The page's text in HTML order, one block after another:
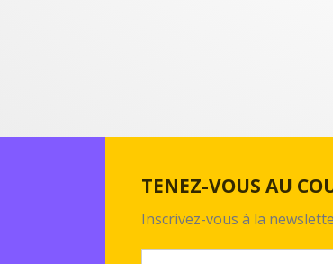
TENEZ-VOUS AU
Inscrivez-vous à la